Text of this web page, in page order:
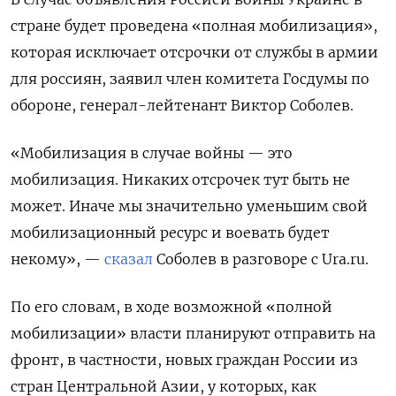
стране будет проведена «полная мобилизация»,
которая исключает отсрочки от службы в армии
для россиян, заявил член комитета Госдумы по
обороне, генерал-лейтенант Виктор Соболев.
«Мобилизация в случае войны — это
мобилизация. Никаких отсрочек тут быть не
может. Иначе мы значительно уменьшим свой
мобилизационный ресурс и воевать будет
некому», — сказал Соболев в разговоре с Ura.ru.
По его словам, в ходе возможной «полной
мобилизации» власти планируют отправить на
фронт, в частности, новых граждан России из
стран Центральной Азии, у которых, как